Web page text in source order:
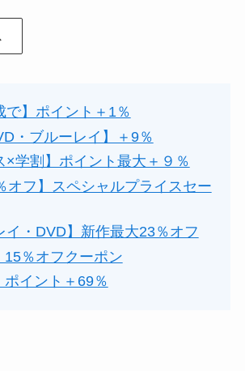
で】ポイント＋1％
・ブルーレイ】＋9％
×学割】ポイント最大＋９％
オフ】スペシャルプライスセー
イ・DVD】新作最大23％オフ
15％オフクーポン
ポイント＋69％